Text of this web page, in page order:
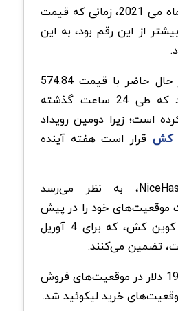
بیت‌ کوین‌ کش از ماه می 2021، زمانی که قیمت
2.5 برابر بیشتر از این رقم بود، به این
بیت کوین‌ کش در حال حاضر با قیمت 574.84
دلار معامله می‌شود که طی 24 ساعت گذشته
است؛ زیرا دومین رویداد
کش قرار است هفته آینده
طبق داده‌های NiceHash، به نظر می‌رسد
موقعیت‌های خود را در پیش
بینی هاوینگ بیت کوین‌ کش، که برای 4 آوریل
تضمین می‌کنند.
در 28 مارس، 190,140 دلار در موقعیت‌های فروش